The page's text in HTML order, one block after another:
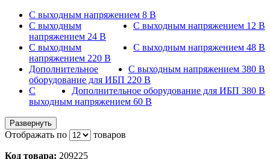
С выходным напряжением 8 В
С выходным напряжением 12 В
С выходным
напряжением 24 В
С выходным напряжением 48 В
С выходным
напряжением 220 В
С выходным напряжением 380 В
Дополнительное
оборудование для ИБП 220 В
Дополнительное оборудование для ИБП 380 В
С
выходным напряжением 60 В
Развернуть
Отображать по товаров
Код товара: 209225